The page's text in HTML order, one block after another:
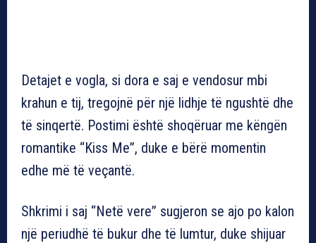
Detajet e vogla, si dora e saj e vendosur mbi
krahun e tij, tregojnë për një lidhje të ngushtë dhe
të sinqertë. Postimi është shoqëruar me këngën
romantike “Kiss Me”, duke e bërë momentin
edhe më të veçantë.
Shkrimi i saj “Netë vere” sugjeron se ajo po kalon
një periudhë të bukur dhe të lumtur, duke shijuar